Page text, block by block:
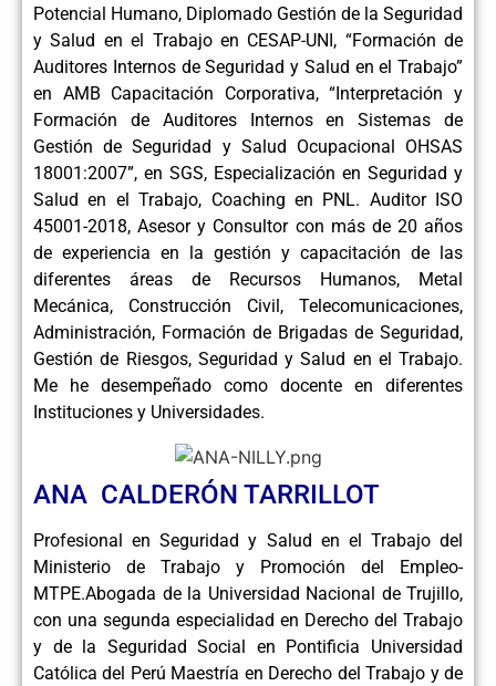
Potencial Humano, Diplomado Gestión de la Seguridad
y Salud en el Trabajo en CESAP-UNI, “Formación de
Auditores Internos de Seguridad y Salud en el Trabajo”
en AMB Capacitación Corporativa, “Interpretación y
Formación de Auditores Internos en Sistemas de
Gestión de Seguridad y Salud Ocupacional OHSAS
18001:2007”, en SGS, Especialización en Seguridad y
Salud en el Trabajo, Coaching en PNL. Auditor ISO
45001-2018, Asesor y Consultor con más de 20 años
de experiencia en la gestión y capacitación de las
diferentes áreas de Recursos Humanos, Metal
Mecánica, Construcción Civil, Telecomunicaciones,
Administración, Formación de Brigadas de Seguridad,
Gestión de Riesgos, Seguridad y Salud en el Trabajo.
Me he desempeñado como docente en diferentes
Instituciones y Universidades.
ANA CALDERÓN TARRILLOT
Profesional en Seguridad y Salud en el Trabajo del
Ministerio de Trabajo y Promoción del Empleo-
MTPE.Abogada de la Universidad Nacional de Trujillo,
con una segunda especialidad en Derecho del Trabajo
y de la Seguridad Social en Pontificia Universidad
Católica del Perú Maestría en Derecho del Trabajo y de